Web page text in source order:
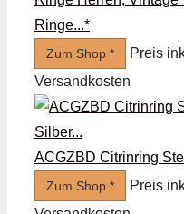
Ringe...*
Zum Shop *
Preis
Versandkosten
ACGZBD Citrinring
Zum Shop *
Preis